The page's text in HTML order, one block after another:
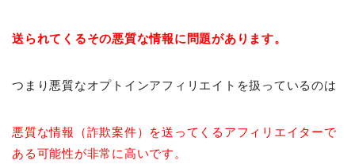
送られてくるその悪質な情報に問題があります。
つまり悪質なオプトインアフィリエイトを扱っているのは
悪質な情報（詐欺案件）を送ってくるアフィリエイターで
ある可能性が非常に高いです。